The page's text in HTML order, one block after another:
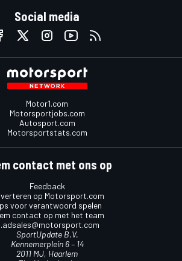
Social media
Motor1.com
Motorsportjobs.com
Autosport.com
Motorsportstats.com
contact met ons op
Feedback
op Motorsport.com
voor verantwoord spelen
contact op met het team
SportUpdate B.V.
Kennemerplein 6 – 14
2011 MJ, Haarlem